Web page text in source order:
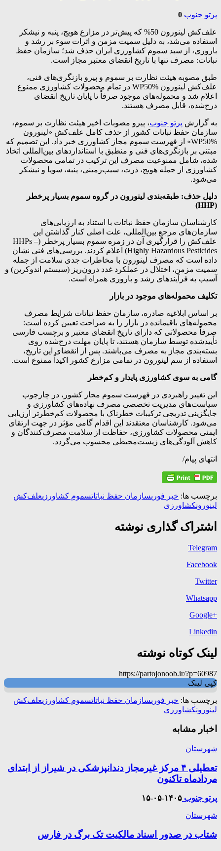
پرتو جنوب 0
علف‌کش لینورون 50% که پیش‌تر در مزارع هویج، پنبه و نیشکر
استفاده می‌شد، به دلیل سمیت مزمن و اثرات سوء بر رشد و
باروری، از سبد سموم کشاورزی ایران حذف شد؛ سازمان حفظ
نباتات: مصرف تنها با تاریخ انقضای معتبر مجاز است.
طبق مصوبه هیئت نظارت بر سموم و پیرو بازنگری‌های فنی،
علف‌کش لینورون WP50% در تمام محصولات کشاورزی ممنوع
اعلام شد و محموله‌های موجود صرفاً تا پایان تاریخ انقضای
درج‌شده، قابل مصرف هستند.
به گزارش پرتو جنوب، پیرو مصوبات اخیر هیئت نظارت بر سموم،
سازمان حفظ نباتات کشور از حذف کامل علف‌کش «لینورون
WP50%» از فهرست سموم مجاز کشاورزی خبر داد. این تصمیم که
مبتنی بر بازنگری‌های فنی و منطبق با استانداردهای بین‌المللی اتخاذ
شده، شامل ممنوعیت مصرف این ترکیب در تمامی محصولات
کشاورزی از جمله هویج، ذرت، سیب‌زمینی، پنبه، سویا و نیشکر
می‌شود.
دلیل حذف: طبقه‌بندی لینورون در گروه سموم بسیار پرخطر
(HHP)
کارشناسان سازمان حفظ نباتات با استناد به ارزیابی‌های
سازمان‌های مرجع بین‌المللی، علت اصلی کنار گذاشتن این
علف‌کش را قرارگیری آن در زمره سموم بسیار پرخطر (HHPs –
Highly Hazardous Pesticides) اعلام کردند. بررسی‌های فنی نشان
داده است که مصرف لینورون با مخاطرات جدی سلامت از جمله
سمیت مزمن، اختلال در عملکرد غدد درون‌ریز (سیستم اندوکرین) و
آسیب به فرآیندهای رشد و باروری همراه است.
تکلیف محموله‌های موجود در بازار
بر اساس ابلاغیه صادره، سازمان حفظ نباتات شرایط مصرف
محموله‌های باقیمانده در بازار را به صراحت تعیین کرده است:
صرفاً محصولاتی که دارای تاریخ انقضای معتبر و برچسب فارسی
تأییدشده توسط سازمان هستند، تا پایان مهلت درج‌شده روی
بسته‌بندی مجاز به مصرف می‌باشند. پس از انقضای این تاریخ،
استفاده از سم لینورون در تمامی مزارع کشور اکیداً ممنوع است.
گامی به سوی کشاورزی پایدار و کم‌خطر
این تغییر راهبردی در فهرست سموم مجاز کشور، در چارچوب
سیاست‌های مدیریت تخصصی مصرف نهاده‌های کشاورزی و
جایگزینی تدریجی ترکیبات خطرناک با محصولات کم‌خطرتر ارزیابی
می‌شود. کارشناسان معتقدند این اقدام گامی مؤثر در جهت ارتقای
ایمنی محصولات کشاورزی، حفاظت از سلامت مصرف‌کنندگان و
کاهش آلودگی‌های زیست‌محیطی محسوب می‌گردد.
انتهای پیام/
برچسب ها: خبر فوریسازمان حفظ نباتاتسموم کشاورزیعلف‌کش
لینورونکشاورزی
اشتراک گذاری نوشته
Telegram
Facebook
Twitter
Whatsapp
+Google
Linkedin
لینک کوتاه نوشته
https://partojonoob.ir/?p=60987
کپی لینک
برچسب ها: خبر فوریسازمان حفظ نباتاتسموم کشاورزیعلف‌کش
لینورونکشاورزی
اخبار مشابه
شهرستان
تعطیلی ۴ مرکز غیرمجاز دندانپزشکی در شیراز از ابتدای
مردادماه تاکنون
پرتو جنوب ۱۴۰۵-۰۵-۱۵
شهرستان
شتاب در صدور اسناد مالکیت تک برگ در فارس